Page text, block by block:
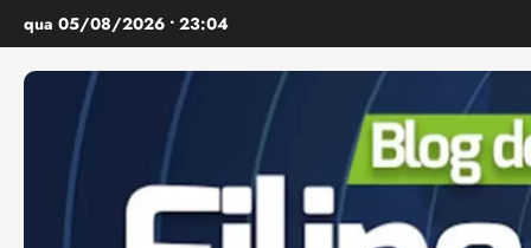
para
qua 05/08/2026 • 23:04